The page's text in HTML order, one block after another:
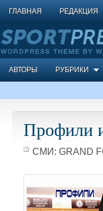
ГЛАВНАЯ РЕДАКЦИЯ
АВТОРЫ РУБРИКИ
Профили
СМИ: GRAND